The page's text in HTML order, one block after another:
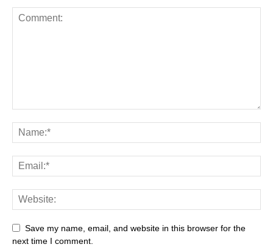
Save my name, email, and website in this browser for the
next time I comment.